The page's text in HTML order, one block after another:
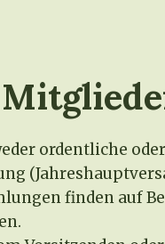
ordentliche
finden auf